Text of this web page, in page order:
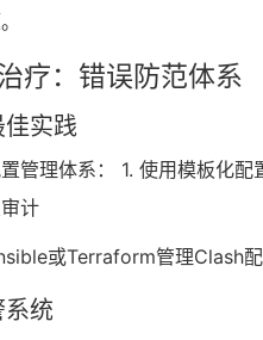
疗：错误防范体系
佳实践
管理体系： 1. 使用模板化
计
或Terraform管理Clash
系统